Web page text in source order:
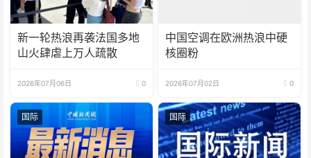
新一轮热浪再袭法国多地
山火肆虐上万人疏散
2026年07月06日 0
中国空调在欧洲热浪中硬
核圈粉
2026年07月02日 0
国际 国际